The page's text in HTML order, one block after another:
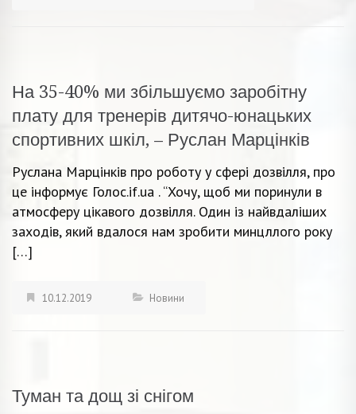
На 35-40% ми збільшуємо заробітну
плату для тренерів дитячо-юнацьких
спортивних шкіл, – Руслан Марцінків
Руслана Марцінків про роботу у сфері дозвілля, про
це інформує Голос.if.ua . “Хочу, щоб ми поринули в
атмосферу цікавого дозвілля. Один із найвдаліших
заходів, який вдалося нам зробити минцллого року
[…]
10.12.2019 Новини
Туман та дощ зі снігом